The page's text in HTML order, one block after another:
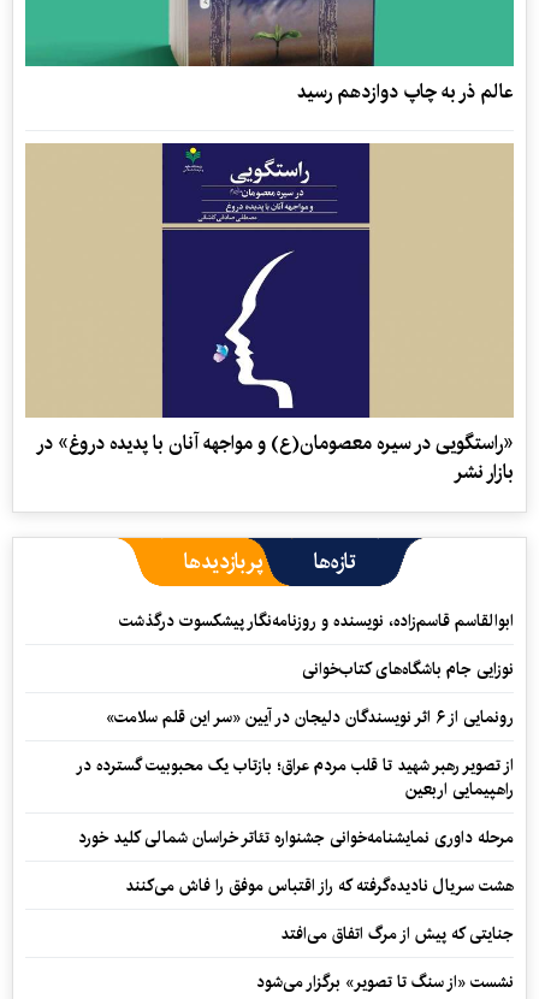
عالم ذر به چاپ دوازدهم رسید
«راستگویی در سیره معصومان(ع) و مواجهه آنان با پدیده دروغ» در
بازار نشر
تازه‌ها پربازدیدها
ابوالقاسم قاسم‌زاده، نویسنده و روزنامه‌نگار پیشکسوت درگذشت
نوزایی جام باشگاه‌های کتاب‌خوانی
رونمایی از ۶ اثر نویسندگان دلیجان در آیین «سر این قلم سلامت»
از تصویر رهبر شهید تا قلب مردم عراق؛ بازتاب یک محبوبیت گسترده در
راهپیمایی اربعین
مرحله داوری نمایشنامه‌خوانی جشنواره تئاتر خراسان شمالی کلید خورد
هشت سریال نادیده‌گرفته که راز اقتباس موفق را فاش می‌کنند
جنایتی که پیش از مرگ اتفاق می‌افتد
نشست «از سنگ تا تصویر» برگزار می‌شود